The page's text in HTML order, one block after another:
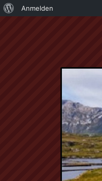
Über
Anmelden